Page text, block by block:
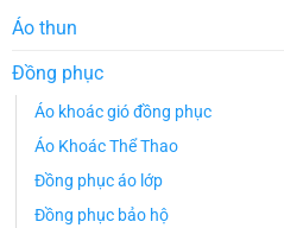
Áo thun
Đồng phục
Áo khoác gió đồng phục
Áo Khoác Thể Thao
Đồng phục áo lớp
Đồng phục bảo hộ